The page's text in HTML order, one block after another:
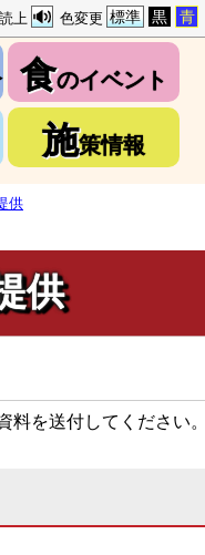
色変更 標準 黒 青
上
食のイベント
施策情報
供
供
を送付してください。